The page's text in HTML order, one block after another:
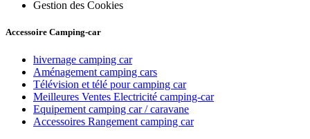
Gestion des Cookies
Accessoire Camping-car
hivernage camping car
Aménagement camping cars
Télévision et télé pour camping car
Meilleures Ventes Electricité camping-car
Equipement camping car / caravane
Accessoires Rangement camping car